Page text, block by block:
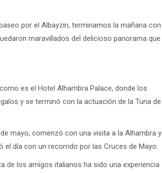
por el Albayzin, terminamos la mañana con
maravillados del delicioso panorama que
es el Hotel Alhambra Palace, donde los
y se terminó con la actuación de la Tuna de
mayo, comenzó con una visita a la Alhambra y
el día con un recorrido por las Cruces de Mayo.
de los amigos italianos ha sido una experiencia